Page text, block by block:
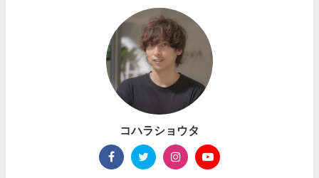
コハラショウタ